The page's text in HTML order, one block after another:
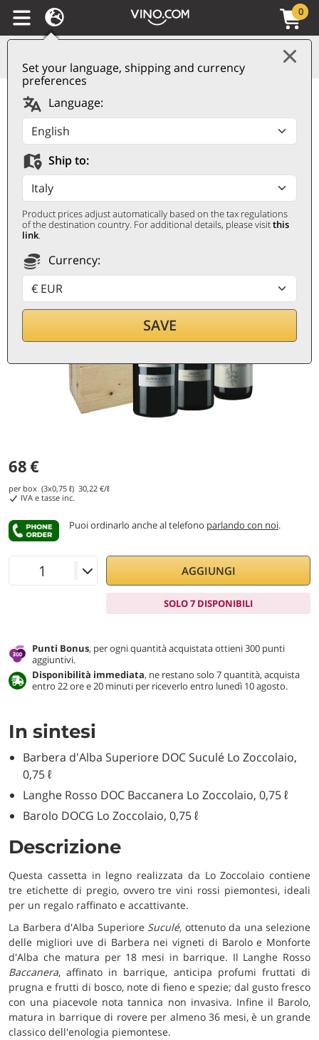
Set your language, shipping and currency
preferences
Language:
Ship to:
Product prices adjust automatically based on the tax regulations
of the destination country. For additional details, please visitthis
link.
Currency:
SAVE
0
Cassetta Lo Zoccolaio
con Barbera Suculé,
Baccanera e Barolo
LO ZOCCOLAIO
3 bottiglie da 0,75 ℓ, Cassetta di legno
68€
per box (3x0,75 ℓ) 30,22 €/ℓ
IVA e tasse inc.
Puoi ordinarlo anche al telefono parlando con noi.
AGGIUNGI
SOLO 7 DISPONIBILI
Punti Bonus, per ogni quantità acquistata ottieni 300 punti
aggiuntivi.
Disponibilità immediata, ne restano solo 7 quantità, acquista
entro 22 ore e 20 minuti per riceverlo entro lunedì 10 agosto.
In sintesi
Barbera d'Alba Superiore DOC Suculé Lo Zoccolaio,
0,75 ℓ
Langhe Rosso DOC Baccanera Lo Zoccolaio, 0,75 ℓ
Barolo DOCG Lo Zoccolaio, 0,75 ℓ
Descrizione
Questa cassetta in legno realizzata da Lo Zoccolaio contiene
tre etichette di pregio, ovvero tre vini rossi piemontesi, ideali
per un regalo raffinato e accattivante.
La Barbera d'Alba Superiore Suculé, ottenuto da una selezione
delle migliori uve di Barbera nei vigneti di Barolo e Monforte
d'Alba che matura per 18 mesi in barrique. Il Langhe Rosso
Baccanera, affinato in barrique, anticipa profumi fruttati di
prugna e frutti di bosco, note di fieno e spezie; dal gusto fresco
con una piacevole nota tannica non invasiva. Infine il Barolo,
matura in barrique di rovere per almeno 36 mesi, è un grande
classico dell'enologia piemontese.